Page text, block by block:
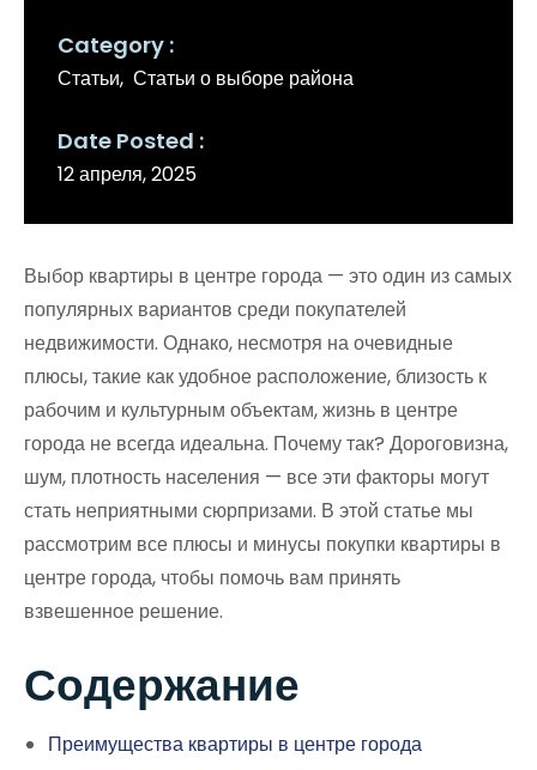
Category
Статьи Статьи о выборе района
Date Posted
12 апреля, 2025
Выбор квартиры в центре города — это один из самых
популярных вариантов среди покупателей
недвижимости. Однако, несмотря на очевидные
плюсы, такие как удобное расположение, близость к
рабочим и культурным объектам, жизнь в центре
города не всегда идеальна. Почему так? Дороговизна,
шум, плотность населения — все эти факторы могут
стать неприятными сюрпризами. В этой статье мы
рассмотрим все плюсы и минусы покупки квартиры в
центре города, чтобы помочь вам принять
взвешенное решение.
Содержание
Преимущества квартиры в центре города